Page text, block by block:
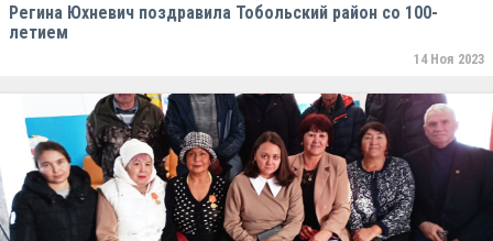
Регина Юхневич поздравила Тобольский район со 100-
летием
14 Ноя 2023